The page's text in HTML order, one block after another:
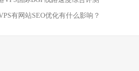
有网站SEO优化有什么影响？